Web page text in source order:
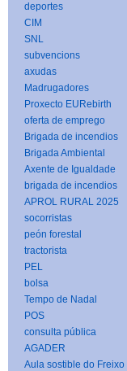
deportes
CIM
SNL
subvencions
axudas
Madrugadores
Proxecto EURebirth
oferta de emprego
Brigada de incendios
Brigada Ambiental
Axente de Igualdade
brigada de incendios
APROL RURAL 2025
socorristas
peón forestal
tractorista
PEL
bolsa
Tempo de Nadal
POS
consulta pública
AGADER
Aula sostible do Freixo